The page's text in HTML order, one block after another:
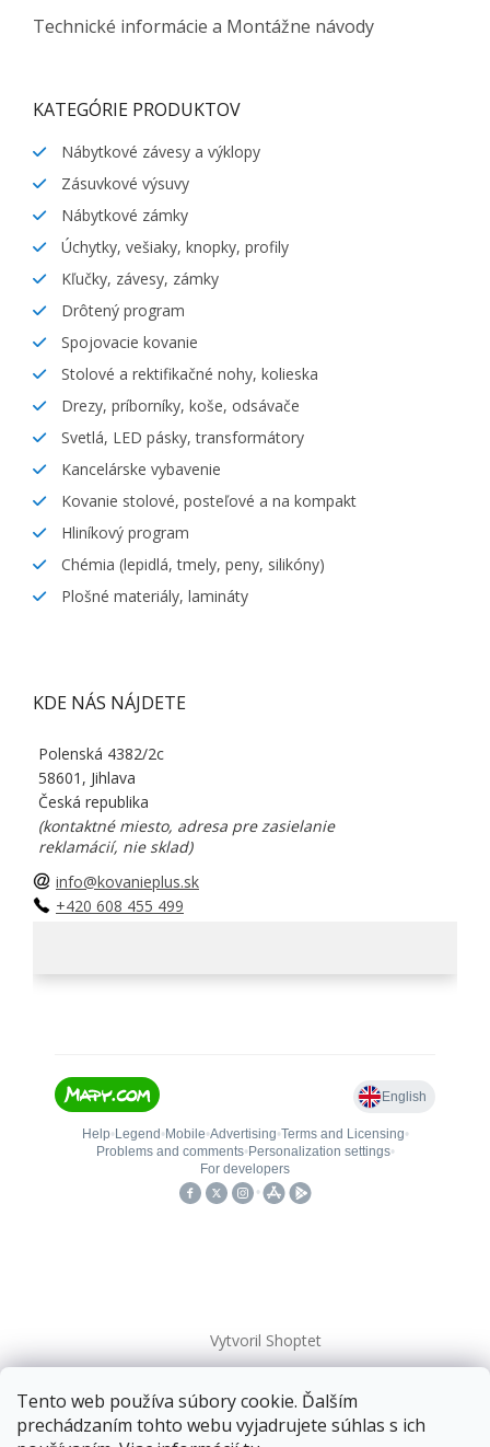
Tento web používa súbory cookie. Ďalším
prechádzaním tohto webu vyjadrujete súhlas s ich
Technické informácie a Montážne návody
KATEGÓRIE PRODUKTOV
Nábytkové závesy a výklopy
Zásuvkové výsuvy
Nábytkové zámky
Úchytky, vešiaky, knopky, profily
Kľučky, závesy, zámky
Drôtený program
Spojovacie kovanie
Stolové a rektifikačné nohy, kolieska
Drezy, príborníky, koše, odsávače
Svetlá, LED pásky, transformátory
Kancelárske vybavenie
Kovanie stolové, posteľové a na kompakt
Hliníkový program
Chémia (lepidlá, tmely, peny, silikóny)
Plošné materiály, lamináty
KDE NÁS NÁJDETE
Polenská 4382/2c
58601, Jihlava
Česká republika
(kontaktné miesto, adresa pre zasielanie
reklamácií, nie sklad)
info@kovanieplus.sk
+420 608 455 499
Vytvoril Shoptet
Copyright 2026kovanieplus. Všetky práva vyhradené.